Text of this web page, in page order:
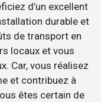
d’un excellent
durable et
de transport en
locaux et vous
Car, vous réalisez
et contribuez à
êtes certain de